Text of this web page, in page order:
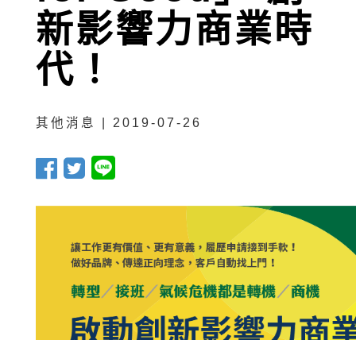
新影響力商業時
代！
其他消息 | 2019-07-26